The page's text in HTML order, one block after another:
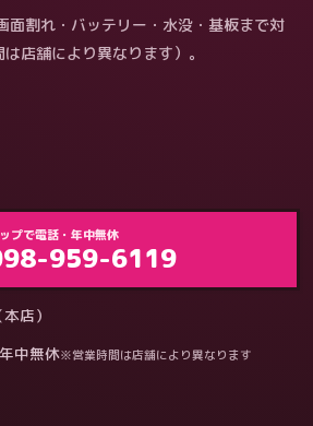
面割れ・バッテリー・水没・基板まで対
店舗により異なります）。
プで電話・年中無休
959-6119
店）
中無休※営業時間は店舗により異なります